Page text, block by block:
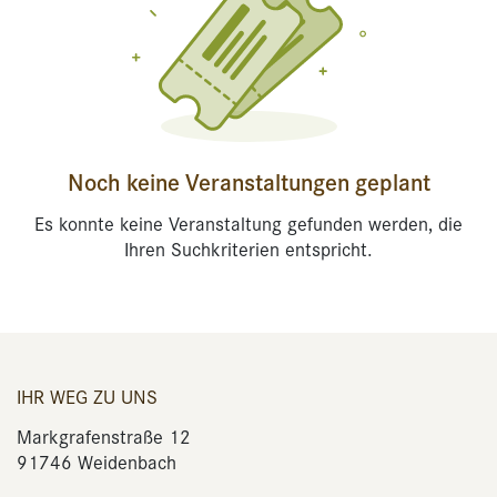
Noch keine Veranstaltungen geplant
Es konnte keine Veranstaltung gefunden werden, die
Ihren Suchkriterien entspricht.
IHR WEG ZU UNS
Markgrafenstraße 12
91746 Weidenbach